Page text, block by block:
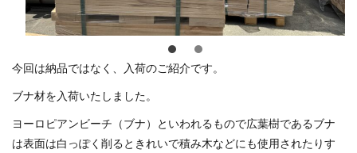
今回は納品ではなく、入荷のご紹介です。
ブナ材を入荷いたしました。
ヨーロピアンビーチ（ブナ）といわれるもので広葉樹であるブナ
は表面は白っぽく削るときれいで積み木などにも使用されたりす